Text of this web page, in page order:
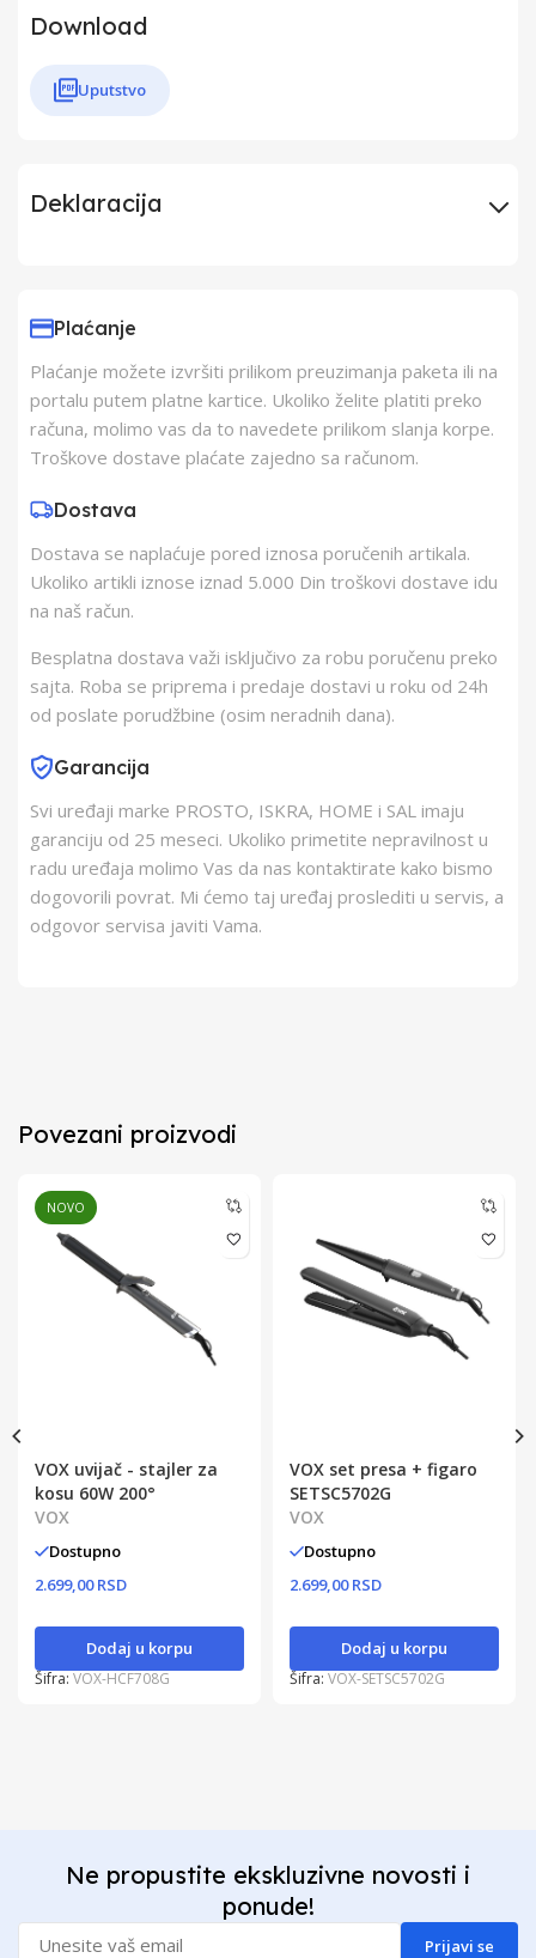
Download
Uputstvo
Deklaracija
Zemlja Porekla Kina
Zemlja Uvoza
Barkod 4008496941612
Plaćanje
Plaćanje možete izvršiti prilikom preuzimanja paketa ili na
portalu putem platne kartice. Ukoliko želite platiti preko
računa, molimo vas da to navedete prilikom slanja korpe.
Troškove dostave plaćate zajedno sa računom.
Dostava
Dostava se naplaćuje pored iznosa poručenih artikala.
Ukoliko artikli iznose iznad 5.000 Din troškovi dostave idu
na naš račun.
Besplatna dostava važi isključivo za robu poručenu preko
sajta. Roba se priprema i predaje dostavi u roku od 24h
od poslate porudžbine (osim neradnih dana).
Garancija
Svi uređaji marke PROSTO, ISKRA, HOME i SAL imaju
garanciju od 25 meseci. Ukoliko primetite nepravilnost u
radu uređaja molimo Vas da nas kontaktirate kako bismo
dogovorili povrat. Mi ćemo taj uređaj proslediti u servis, a
odgovor servisa javiti Vama.
Povezani proizvodi
NOVO
VOX uvijač - stajler za
kosu 60W 200°
VOX
Dostupno
2.699,00 RSD
Dodaj u korpu
Šifra:VOX-HCF708G
VOX set presa + figaro
SETSC5702G
VOX
Dostupno
2.699,00 RSD
Dodaj u korpu
Šifra:VOX-SETSC5702G
Ne propustite ekskluzivne novosti i
ponude!
Prijavi se